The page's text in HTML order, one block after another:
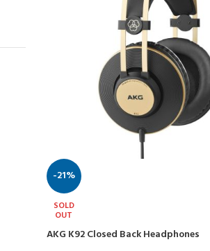
-21%
SOLD
OUT
AKG K92 Closed Back Headphones